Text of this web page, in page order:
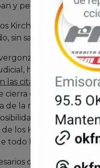
y pedían clemencia.
Kirchner y los suyos
sin saberlo, el final de
hicieron los
las citas clandestinas y
cierra el círculo: la
de la matriz de
de
de los Kirchner, bajo el
todo límite concebible.
cedieron, pero